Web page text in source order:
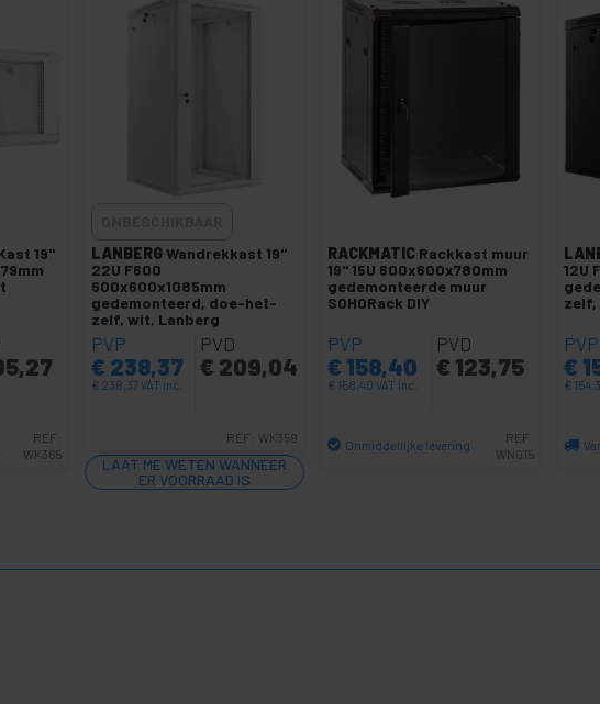
19"
REF:
WK365
LANBERGWandrekkast 19"
22U F600
600x600x1085mm
gedemonteerd, doe-het-
zelf, wit, Lanberg
PVP
€ 238,37
€ 238,37VAT inc.
PVD
€ 209,04
REF: WK359
LAAT ME WETEN WANNEER
ER VOORRAAD IS
RACKMATIC Rackkast muur
19'' 15U 600x600x780mm
gedemonteerde muur
SOHORack DIY
PVP
€ 158,40
€ 158,40 VAT inc.
PVD
€ 123,75
Onmiddellijke levering
REF:
WN015
12U
zelf,
PVP
€
€